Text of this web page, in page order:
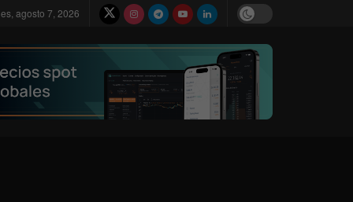
agosto 7, 2026